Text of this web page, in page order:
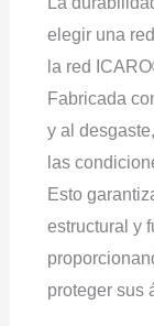
elegir una
la red
Fabricada
y al
las
Esto
estructural y
proteger sus